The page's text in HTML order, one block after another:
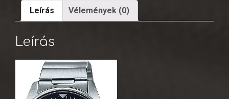
Leírás Vélemények (0)
Leírás